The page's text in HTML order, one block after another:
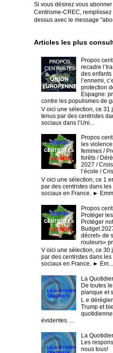
Si vous désirez vous
Centrisme-CREC, remplissez
dessus avec le message
Articles les plus
Propos
recadre
des
l’ennemi,
protection
Espagne:
contre les populismes de
V oici une sélection, ce 31
tenus par des centristes
sociaux dans l’Uni...
Propos
les
femmes /
forêts /
2027 /
l’école /
V oici une sélection, ce 1
par des centristes dans
sociaux en France. ►
Propos
Protéger
Protéger
Budget
décret» de
rouleurs»
V oici une sélection, ce 30
par des centristes dans
sociaux en France. ► Em...
La
De toutes
planque et
L e
Trump et
évidentes. ...
La
Les
nous tous!